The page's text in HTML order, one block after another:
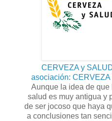
CERVEZA y
asociación: CERVEZA
Aunque la idea de
salud es muy antigua y
de ser jocoso que haya
a conclusiones tan